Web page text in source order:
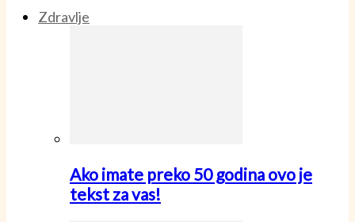
Zdravlje
Ako imate preko 50 godina ovo je
tekst za vas!